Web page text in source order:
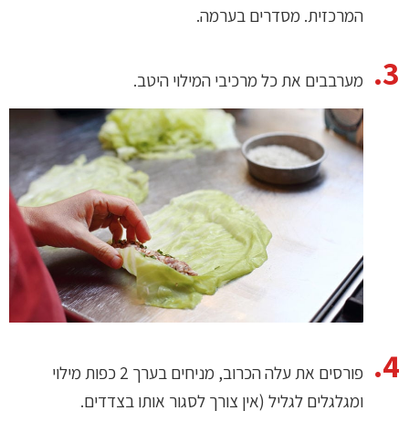
המרכזית. מסדרים בערמה.
מערבבים את כל מרכיבי המילוי היטב.
פורסים את עלה הכרוב, מניחים בערך 2 כפות מילוי
ומגלגלים לגליל (אין צורך לסגור אותו בצדדים.